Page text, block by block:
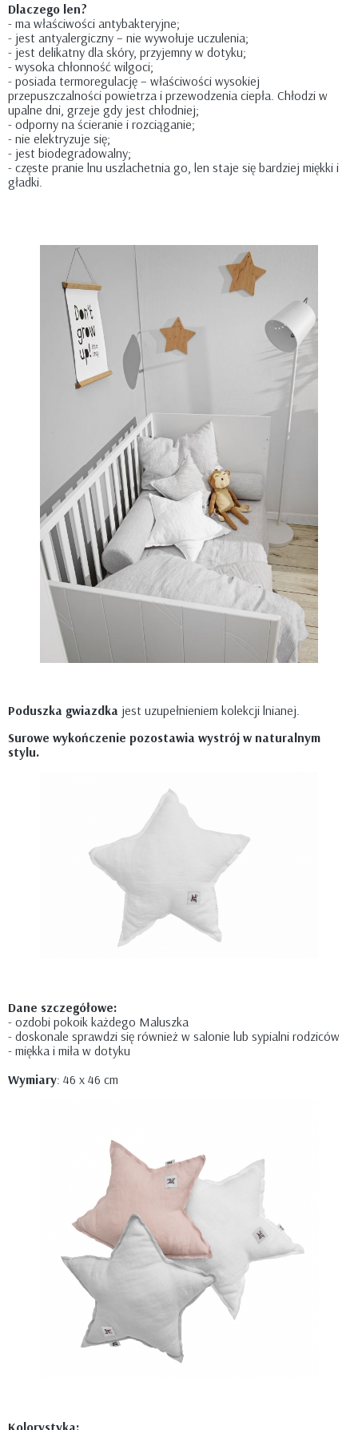
Dlaczego len?
- ma właściwości antybakteryjne;
- jest antyalergiczny – nie wywołuje uczulenia;
- jest delikatny dla skóry, przyjemny w dotyku;
- wysoka chłonność wilgoci;
- posiada termoregulację – właściwości wysokiej
przepuszczalności powietrza i przewodzenia ciepła. Chłodzi w
upalne dni, grzeje gdy jest chłodniej;
- odporny na ścieranie i rozciąganie;
- nie elektryzuje się;
- jest biodegradowalny;
- częste pranie lnu uszlachetnia go, len staje się bardziej miękki i
gładki.
Poduszka gwiazdka jest uzupełnieniem kolekcji lnianej.
Surowe wykończenie pozostawia wystrój w naturalnym
stylu.
Dane szczegółowe:
- ozdobi pokoik każdego Maluszka
- doskonale sprawdzi się również w salonie lub sypialni rodziców
- miękka i miła w dotyku
Wymiary: 46 x 46 cm
Kolorystyka: